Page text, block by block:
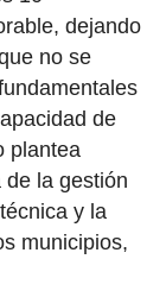
dejando
no se
de
plantea
la gestión
y la
municipios,